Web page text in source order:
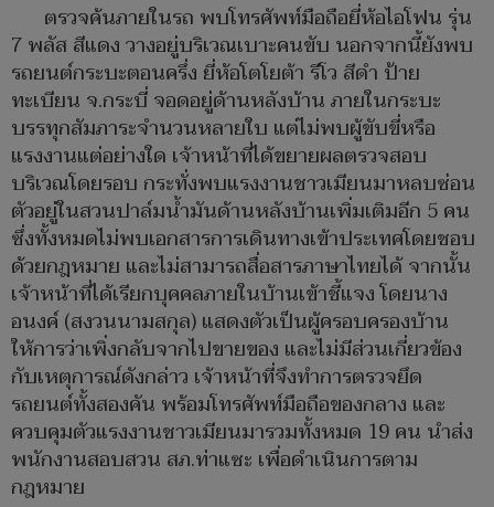
ตรวจค้นภายในรถ พบโทรศัพท์มือถือยี่ห้อไอโฟน รุ่น
7 พลัส สีแดง วางอยู่บริเวณเบาะคนขับ นอกจากนี้ยังพบ
รถยนต์กระบะตอนครึ่ง ยี่ห้อโตโยต้า รีโว สีดำ ป้าย
ทะเบียน จ.กระบี่ จอดอยู่ด้านหลังบ้าน ภายในกระบะ
บรรทุกสัมภาระจำนวนหลายใบ แต่ไม่พบผู้ขับขี่หรือ
แรงงานแต่อย่างใด เจ้าหน้าที่ได้ขยายผลตรวจสอบ
บริเวณโดยรอบ กระทั่งพบแรงงานชาวเมียนมาหลบซ่อน
ตัวอยู่ในสวนปาล์มน้ำมันด้านหลังบ้านเพิ่มเติมอีก 5 คน
ซึ่งทั้งหมดไม่พบเอกสารการเดินทางเข้าประเทศโดยชอบ
ด้วยกฎหมาย และไม่สามารถสื่อสารภาษาไทยได้ จากนั้น
เจ้าหน้าที่ได้เรียกบุคคลภายในบ้านเข้าชี้แจง โดยนาง
อนงค์ (สงวนนามสกุล) แสดงตัวเป็นผู้ครอบครองบ้าน
ให้การว่าเพิ่งกลับจากไปขายของ และไม่มีส่วนเกี่ยวข้อง
กับเหตุการณ์ดังกล่าว เจ้าหน้าที่จึงทำการตรวจยึด
รถยนต์ทั้งสองคัน พร้อมโทรศัพท์มือถือของกลาง และ
ควบคุมตัวแรงงานชาวเมียนมารวมทั้งหมด 19 คน นำส่ง
พนักงานสอบสวน สภ.ท่าแซะ เพื่อดำเนินการตาม
กฎหมาย